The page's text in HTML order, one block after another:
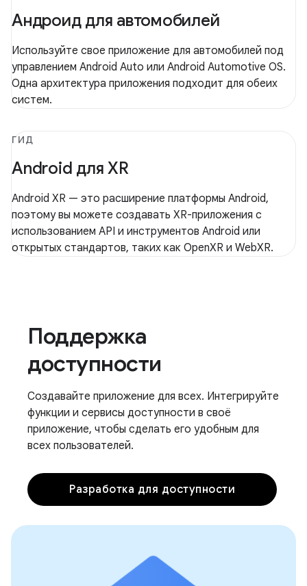
Андроид для автомобилей
Используйте свое приложение для автомобилей под
управлением Android Auto или Android Automotive OS.
Одна архитектура приложения подходит для обеих
систем.
ГИД
Android для XR
Android XR — это расширение платформы Android,
поэтому вы можете создавать XR-приложения с
использованием API и инструментов Android или
открытых стандартов, таких как OpenXR и WebXR.
Поддержка
доступности
Создавайте приложение для всех. Интегрируйте
функции и сервисы доступности в своё
приложение, чтобы сделать его удобным для
всех пользователей.
Разработка для доступности